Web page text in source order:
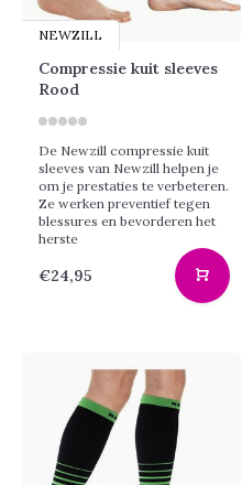
NEWZILL
Compressie kuit sleeves
Rood
De Newzill compressie kuit
sleeves van Newzill helpen je
om je prestaties te verbeteren.
Ze werken preventief tegen
blessures en bevorderen het
herste
€24,95